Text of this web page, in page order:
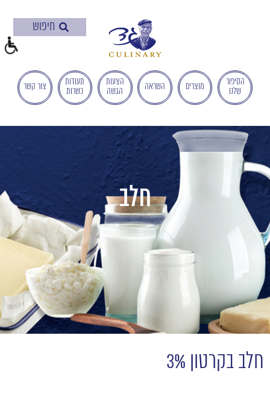
הישראלי
לְהַנְגָּשָׁת
אָתָרִים".
הַמְּסַיַּעַת
לִנְגִישׁוּת
הָאֲתָר.
לִפְתִיחַת
תַּפְרִיט
הֵנְּגִישׁוּת
ALT+0
הסיפור
שלנו
מוצרים השראה
הצעות
הגשה
תעודות
כשרות
צור קשר
חלב
חלב בקרטון 3%